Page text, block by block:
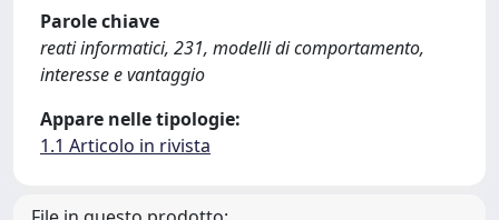
Parole chiave
reati informatici, 231, modelli di comportamento,
interesse e vantaggio
Appare nelle tipologie:
1.1 Articolo in rivista